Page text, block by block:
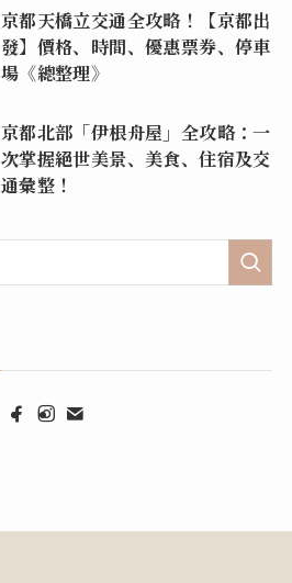
京都天橋立交通全攻略！【京都出
發】價格、時間、優惠票券、停車
場《總整理》
京都北部「伊根舟屋」全攻略：一
次掌握絕世美景、美食、住宿及交
通彙整！